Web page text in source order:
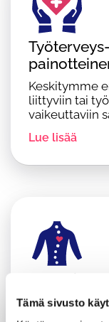
Tämä sivusto
Työterveys-
Keskitymme
liittyviin tai
vaikeuttaviin
Lue lisää
palvelut